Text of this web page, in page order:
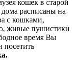
кошек в старой
расписаны на
с кошками,
живые пушистики
время Вы
посетить